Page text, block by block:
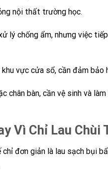
nội thất trường học.
lý chống ẩm, nhưng việc
vực cửa sổ, cần đảm
chân bàn, cần vệ sinh và
Vì Chỉ Lau Chùi
đơn giản là lau sạch bụi